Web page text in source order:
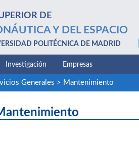
DE
Y DEL ESPACIO
POLITÉCNICA DE MADRID
Investigación Empresas
Generales > Mantenimiento